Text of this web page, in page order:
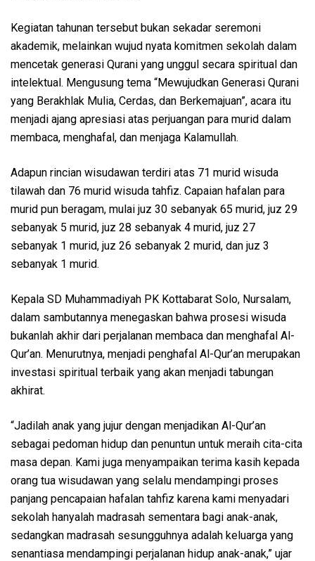
Kegiatan tahunan tersebut bukan sekadar seremoni
akademik, melainkan wujud nyata komitmen sekolah dalam
mencetak generasi Qurani yang unggul secara spiritual dan
intelektual. Mengusung tema “Mewujudkan Generasi Qurani
yang Berakhlak Mulia, Cerdas, dan Berkemajuan”, acara itu
menjadi ajang apresiasi atas perjuangan para murid dalam
membaca, menghafal, dan menjaga Kalamullah.
Adapun rincian wisudawan terdiri atas 71 murid wisuda
tilawah dan 76 murid wisuda tahfiz. Capaian hafalan para
murid pun beragam, mulai juz 30 sebanyak 65 murid, juz 29
sebanyak 5 murid, juz 28 sebanyak 4 murid, juz 27
sebanyak 1 murid, juz 26 sebanyak 2 murid, dan juz 3
sebanyak 1 murid.
Kepala SD Muhammadiyah PK Kottabarat Solo, Nursalam,
dalam sambutannya menegaskan bahwa prosesi wisuda
bukanlah akhir dari perjalanan membaca dan menghafal Al-
Qur’an. Menurutnya, menjadi penghafal Al-Qur’an merupakan
investasi spiritual terbaik yang akan menjadi tabungan
akhirat.
“Jadilah anak yang jujur dengan menjadikan Al-Qur’an
sebagai pedoman hidup dan penuntun untuk meraih cita-cita
masa depan. Kami juga menyampaikan terima kasih kepada
orang tua wisudawan yang selalu mendampingi proses
panjang pencapaian hafalan tahfiz karena kami menyadari
sekolah hanyalah madrasah sementara bagi anak-anak,
sedangkan madrasah sesungguhnya adalah keluarga yang
senantiasa mendampingi perjalanan hidup anak-anak,” ujar